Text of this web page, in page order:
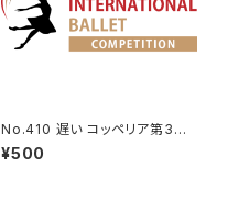
No.410 遅い コッペリア第3幕
よりスワニルダのVa.
¥500